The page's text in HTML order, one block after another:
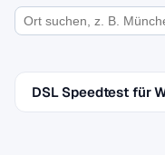
DSL Speedtest für